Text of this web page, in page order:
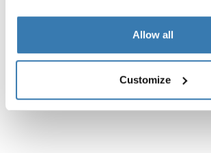
Allow all
Customize